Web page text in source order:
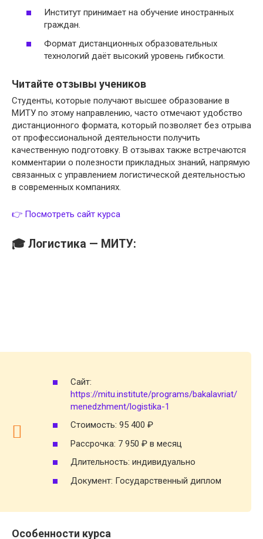
Институт принимает на обучение иностранных
граждан.
Формат дистанционных образовательных
технологий даёт высокий уровень гибкости.
Читайте отзывы учеников
Студенты, которые получают высшее образование в
МИТУ по этому направлению, часто отмечают удобство
дистанционного формата, который позволяет без отрыва
от профессиональной деятельности получить
качественную подготовку. В отзывах также встречаются
комментарии о полезности прикладных знаний, напрямую
связанных с управлением логистической деятельностью
в современных компаниях.
👉 Посмотреть сайт курса
🎓 Логистика — МИТУ:
Сайт:
https://mitu.institute/programs/bakalavriat/
menedzhment/logistika-1
Стоимость: 95 400 ₽
Рассрочка: 7 950 ₽ в месяц
Длительность: индивидуально
Документ: Государственный диплом
Особенности курса